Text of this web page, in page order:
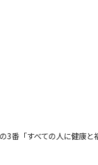
番「すべての人に健康